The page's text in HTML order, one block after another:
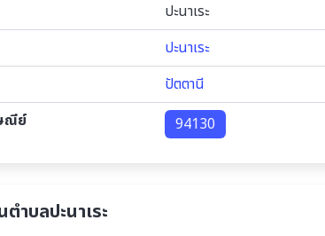
ปะนาเระ
ปะนาเระ
ปัตตานี
ณีย์
94130
ำบลปะนาเระ